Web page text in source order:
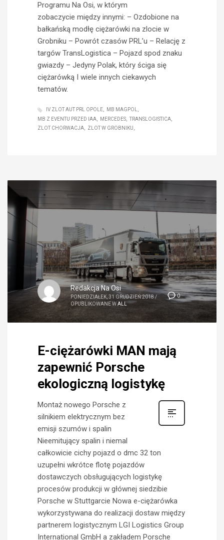
Programu Na Osi, w którym
zobaczycie między innymi: – Ozdobione na
bałkańską modłę ciężarówki na zlocie w
Grobniku – Powrót czasów PRL’u – Relację z
targów TransLogistica – Pojazd spod znaku
gwiazdy – Jedyny Polak, który ściga się
ciężarówką I wiele innych ciekawych
tematów.
IV ZLOT AUT PRL OPOLE
MB MAGPOL
MB Z EVENTU PRZED IAA
MERCEDES
TRANSLOGISTICA
ZLOT CHORWACJA
ZLOT W GROBNIKU
0
Redakcja Na Osi
PONIEDZIAŁEK, 31 GRUDZIEŃ 2018/
OPUBLIKOWANE WALL
E-ciężarówki MAN mają
zapewnić Porsche
ekologiczną logistykę
Montaż nowego Porsche z
silnikiem elektrycznym bez
emisji szumów i spalin
Nieemitujący spalin i niemal
całkowicie cichy pojazd o dmc 32 ton
uzupełni wkrótce flotę pojazdów
dostawczych obsługujących logistykę
procesów produkcji w głównej siedzibie
Porsche w Stuttgarcie Nowa e-ciężarówka
wykorzystywana do realizacji dostaw między
partnerem logistycznym LGI Logistics Group
International GmbH a zakładem Porsche